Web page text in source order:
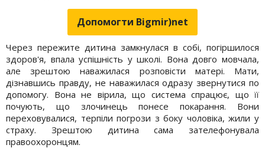
Допомогти Bigmir)net
Через пережите дитина замкнулася в собі, погіршилося
здоров'я, впала успішність у школі. Вона довго мовчала,
але зрештою наважилася розповісти матері. Мати,
дізнавшись правду, не наважилася одразу звернутися по
допомогу. Вона не вірила, що система спрацює, що її
почують, що злочинець понесе покарання. Вони
переховувалися, терпіли погрози з боку чоловіка, жили у
страху. Зрештою дитина сама зателефонувала
правоохоронцям.